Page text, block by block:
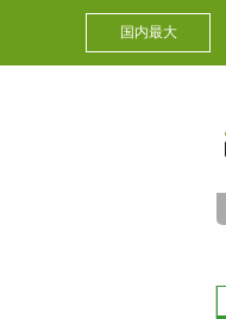
国内最大